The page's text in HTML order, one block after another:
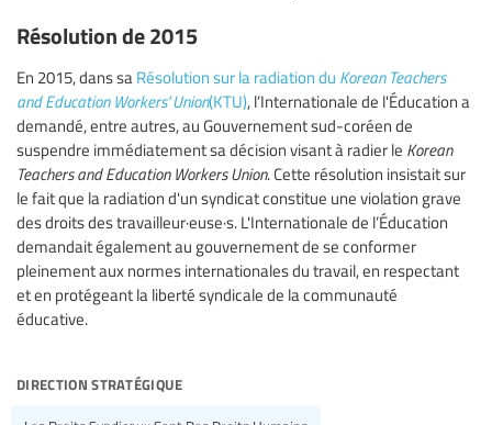
Résolution de 2015
En 2015, dans sa Résolution sur la radiation du Korean Teachers
and Education Workers' Union(KTU), l’Internationale de l'Éducation a
demandé, entre autres, au Gouvernement sud-coréen de
suspendre immédiatement sa décision visant à radier le Korean
Teachers and Education Workers Union. Cette résolution insistait sur
le fait que la radiation d'un syndicat constitue une violation grave
des droits des travailleur·euse·s. L'Internationale de l’Éducation
demandait également au gouvernement de se conformer
pleinement aux normes internationales du travail, en respectant
et en protégeant la liberté syndicale de la communauté
éducative.
direction stratégique